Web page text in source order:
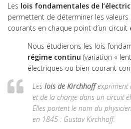
Les lois fondamentales de
permettent de déterminer les
courants en chaque point d’un circuit
Nous étudierons les lois
régime continu (variation «
électriques ou bien courant
Les lois de Kirchhoffexpriment
et de la charge dans un circuit
Elles portent le nom du
en 1845 : Gustav Kirchhoff.
Chaînes fonctionnelles
Modélisation Physique
Principes Fondamentaux de la
Cinématique
Les signaux physiques
Lois fondamentales de
Exercices
Pont diviseur de tension
Pont de Wheatstone